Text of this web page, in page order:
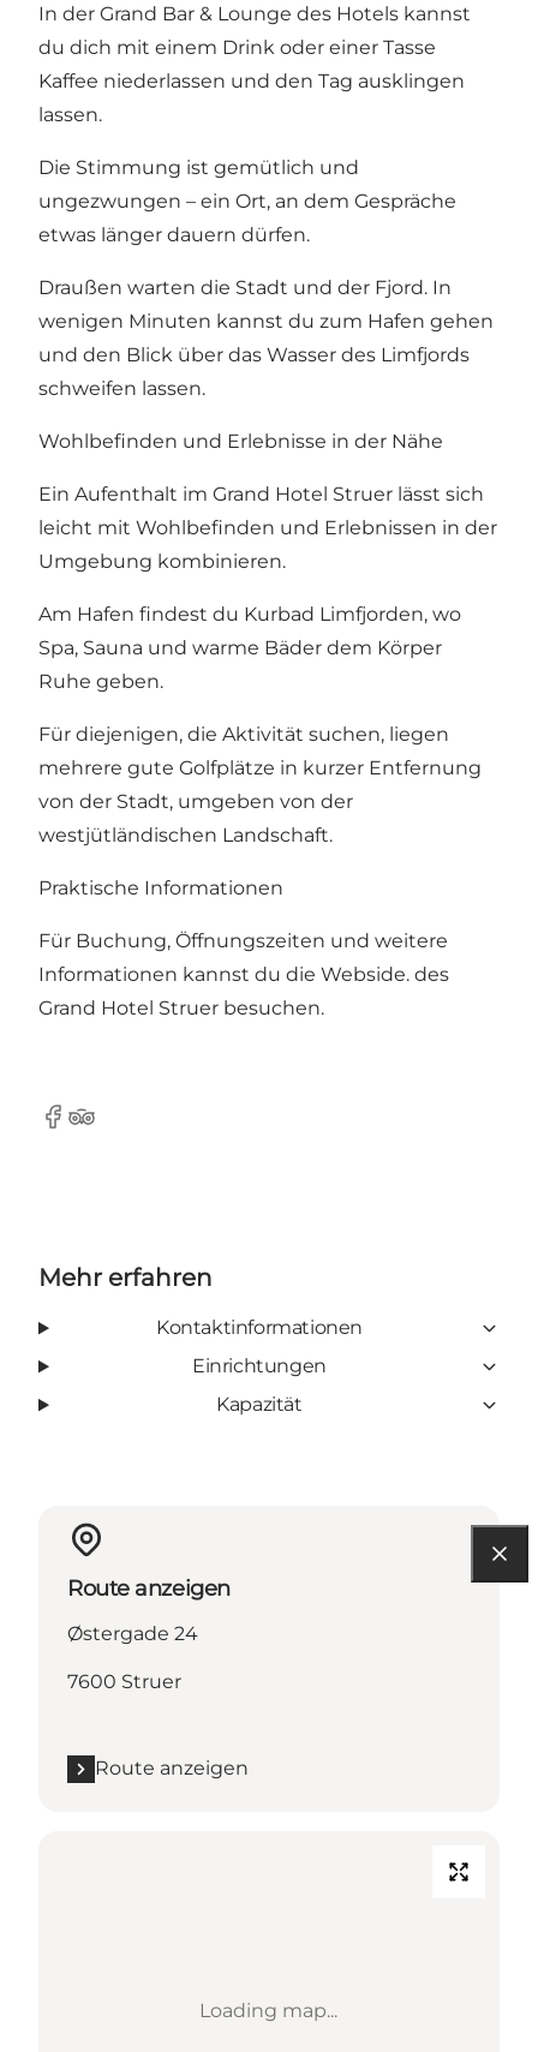
In der Grand Bar & Lounge des Hotels kannst
du dich mit einem Drink oder einer Tasse
Kaffee niederlassen und den Tag ausklingen
lassen.
Die Stimmung ist gemütlich und
ungezwungen – ein Ort, an dem Gespräche
etwas länger dauern dürfen.
Draußen warten die Stadt und der Fjord. In
wenigen Minuten kannst du zum Hafen gehen
und den Blick über das Wasser des Limfjords
schweifen lassen.
Wohlbefinden und Erlebnisse in der Nähe
Ein Aufenthalt im Grand Hotel Struer lässt sich
leicht mit Wohlbefinden und Erlebnissen in der
Umgebung kombinieren.
Am Hafen findest du Kurbad Limfjorden, wo
Spa, Sauna und warme Bäder dem Körper
Ruhe geben.
Für diejenigen, die Aktivität suchen, liegen
mehrere gute Golfplätze in kurzer Entfernung
von der Stadt, umgeben von der
westjütländischen Landschaft.
Praktische Informationen
Für Buchung, Öffnungszeiten und weitere
Informationen kannst du die Webside. des
Grand Hotel Struer besuchen.
Facebook
Tripadvisor
Mehr erfahren
Kontaktinformationen
Einrichtungen
Kapazität
Route anzeigen
Østergade 24
7600 Struer
Route anzeigen
Loading map...